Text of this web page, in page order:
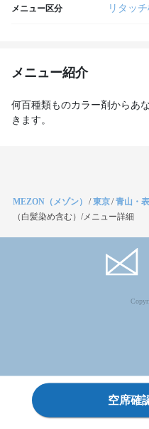
メニュー区分 リタッ
メニュー紹介
何百種類ものカラー剤からあ
きます。
MEZON（メゾン） /東京/青山・
（白髪染め含む）/メニュー詳細
空席確